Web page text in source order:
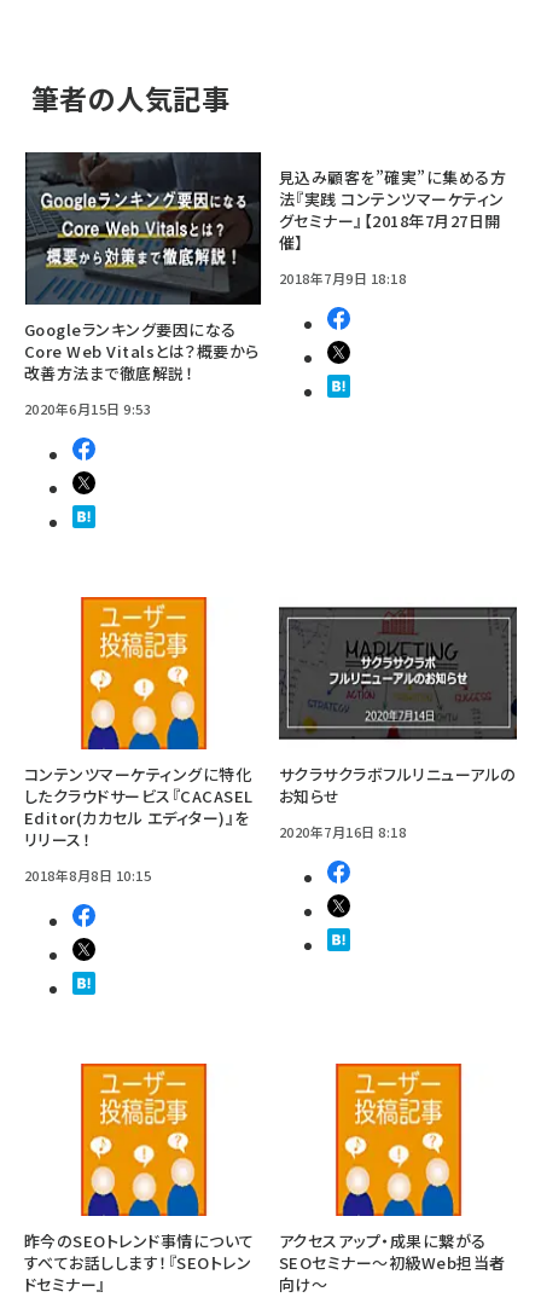
筆者の人気記事
Googleランキング要因になる
Core Web Vitalsとは？概要から
改善方法まで徹底解説！
2020年6月15日 9:53
見込み顧客を”確実”に集める方
法『実践 コンテンツマーケティン
グセミナー』【2018年7月27日開
催】
2018年7月9日 18:18
コンテンツマーケティングに特化
したクラウドサービス『CACASEL
Editor(カカセル エディター)』を
リリース！
2018年8月8日 10:15
サクラサクラボフルリニューアルの
お知らせ
2020年7月16日 8:18
昨今のSEOトレンド事情について
すべてお話しします！『SEOトレン
ドセミナー』
アクセスアップ・成果に繋がる
SEOセミナー～初級Web担当者
向け～